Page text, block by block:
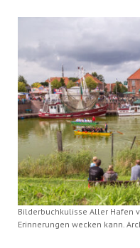
Bilderbuchkulisse Aller Hafen
Erinnerungen wecken kann.